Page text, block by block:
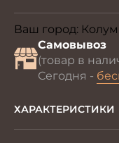
Ваш город:
Самовывоз
(товар в
Сегодня -
ХАРАКТЕРИСТИКИ